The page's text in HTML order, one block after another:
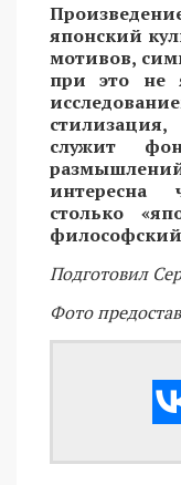
японский
мотивов,
при это не
служит
столько
Подготовил
Фото